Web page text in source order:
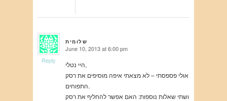
שלומית
says: June 10, 2013 at 6:00 pm
היי נטלי,
אולי פספסתי – לא מצאתי איפה מוסיפים את רסק
התפוחים.
ושתי שאלות נוספות: האם אפשר להחליף את רסק
Reply